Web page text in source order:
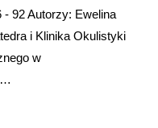
- 92 Autorzy: Ewelina
i Klinika Okulistyki
w